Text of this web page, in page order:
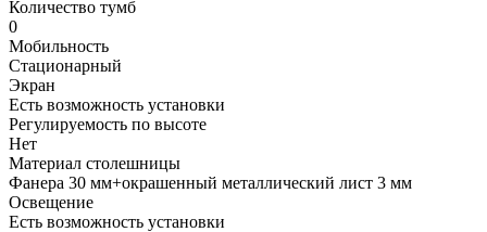
Количество тумб
0
Мобильность
Стационарный
Экран
Есть возможность установки
Регулируемость по высоте
Нет
Материал столешницы
Фанера 30 мм+окрашенный металлический лист 3 мм
Освещение
Есть возможность установки